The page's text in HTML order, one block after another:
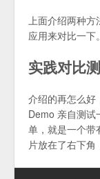
上面介绍两种
应用来对比一下。
实践对比
介绍的再怎么好
Demo 亲自测试
单，就是一个带
片放在了右下角